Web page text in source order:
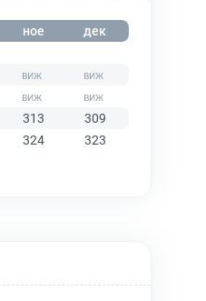
ное дек
313
309
324 323